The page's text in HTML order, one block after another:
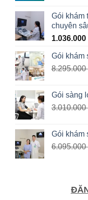
Gói khám
chuyên
1.036.000
Gói khám
8.295.000
Gói sàng
3.010.000
Gói khám
6.095.000